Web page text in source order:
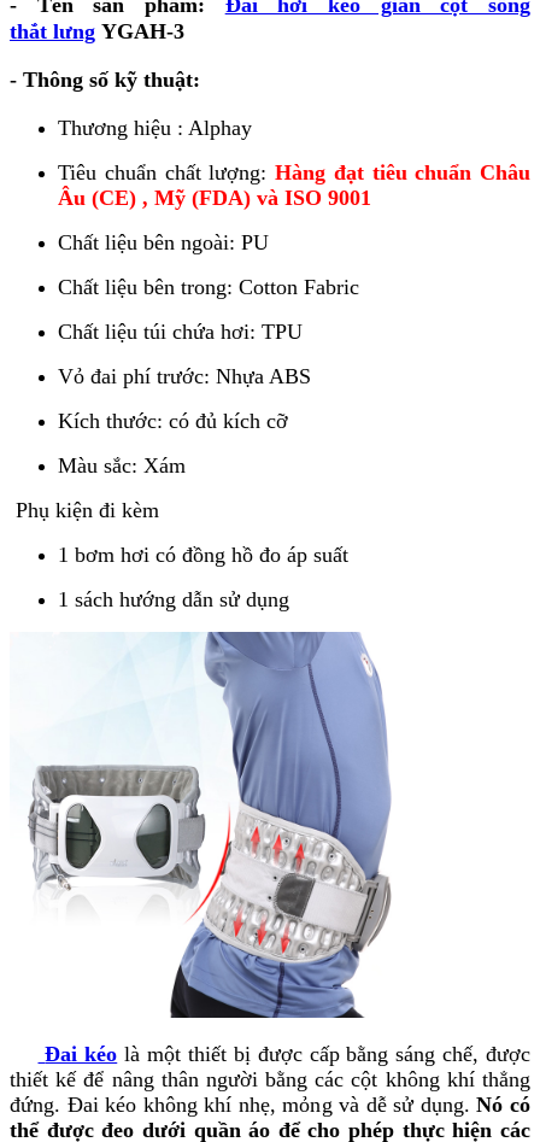
thắt lưng YGAH-3
- Thông số kỹ thuật:
Thương hiệu : Alphay
Tiêu chuẩn chất lượng: Hàng đạt tiêu chuẩn Châu
Âu (CE) , Mỹ (FDA) và ISO 9001
Chất liệu bên ngoài: PU
Chất liệu bên trong: Cotton Fabric
Chất liệu túi chứa hơi: TPU
Vỏ đai phí trước: Nhựa ABS
Kích thước: có đủ kích cỡ
Màu sắc: Xám
Phụ kiện đi kèm
1 bơm hơi có đồng hồ đo áp suất
1 sách hướng dẫn sử dụng
Đai kéo là một thiết bị được cấp bằng sáng chế, được
thiết kế để nâng thân người bằng các cột không khí thẳng
đứng. Đai kéo không khí nhẹ, mỏng và dễ sử dụng.Nó có
thể được đeo dưới quần áo để cho phép thực hiện các